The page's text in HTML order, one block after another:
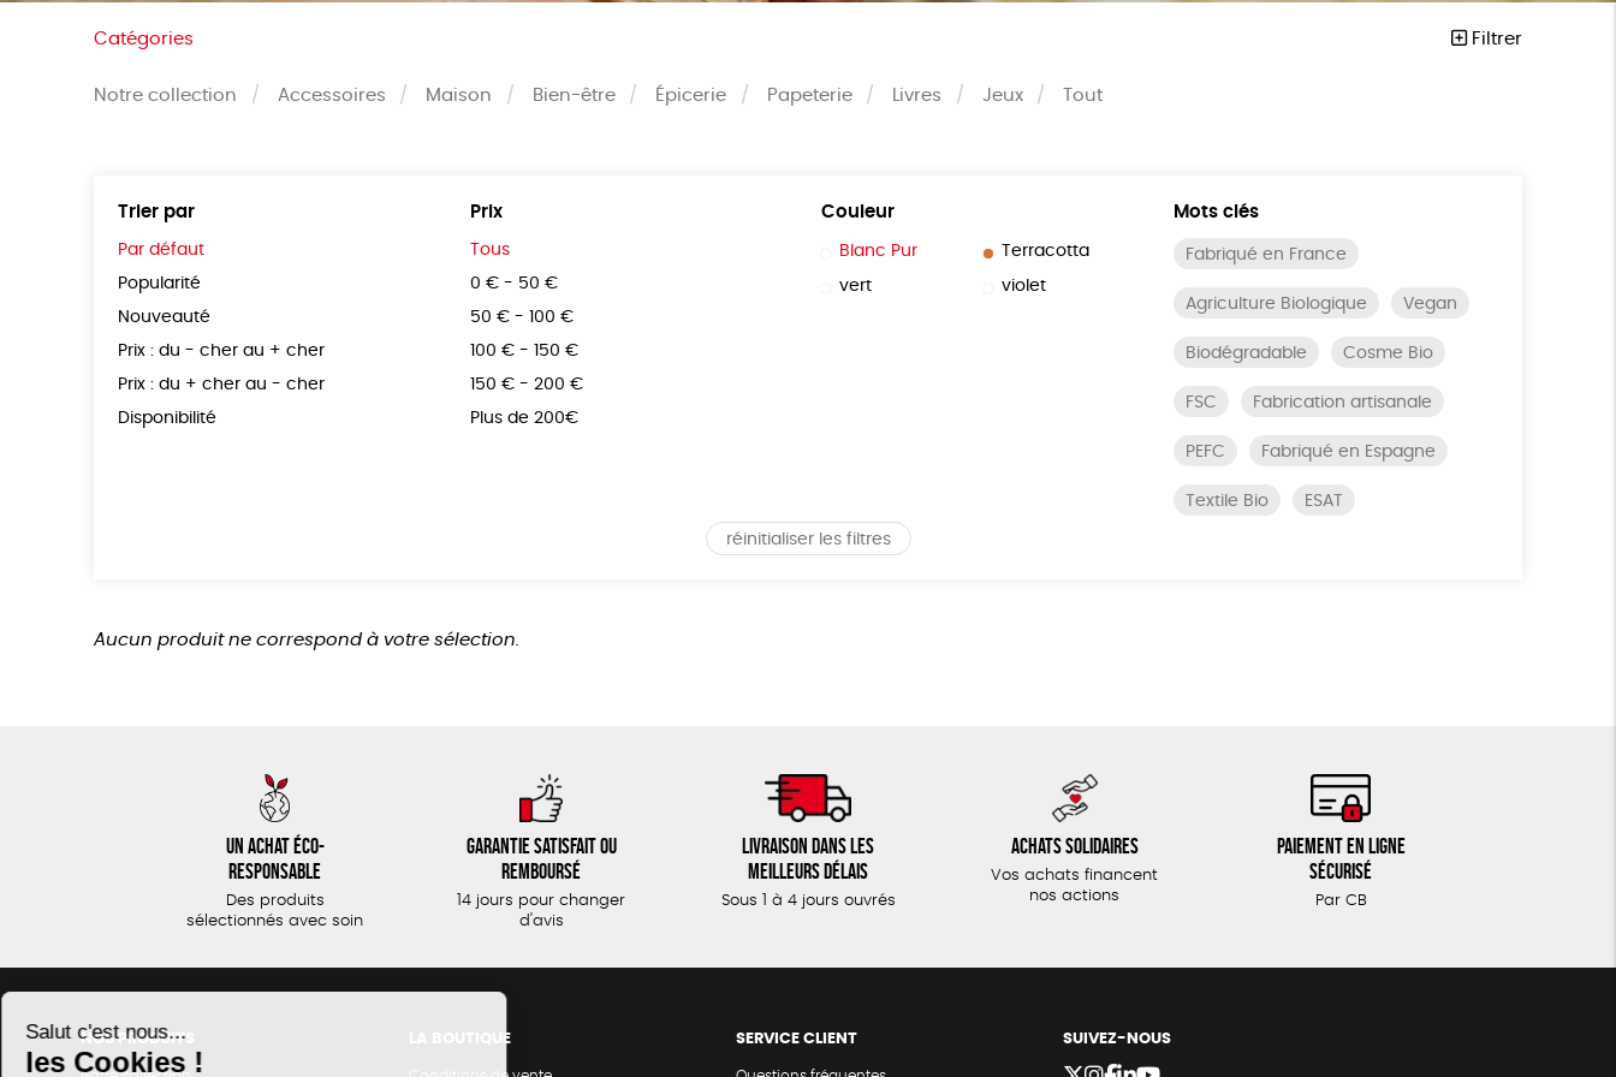
Catégories Filtrer
Notre collection Accessoires Maison Bien-être Épicerie Papeterie Livres Jeux Tout
Trier par
Par défaut
Popularité
Nouveauté
Prix : du - cher au + cher
Prix : du + cher au - cher
Disponibilité
Prix
Tous
0 € - 50 €
50 € - 100 €
100 € - 150 €
150 € - 200 €
Plus de 200€
Couleur
Blanc Pur Terracotta
vert violet
Mots clés
Fabriqué en France
Agriculture Biologique Vegan
Biodégradable Cosme Bio
FSC Fabrication artisanale
PEFC Fabriqué en Espagne
Textile Bio ESAT
réinitialiser les filtres
Aucun produit ne correspond à votre sélection.
Un achat éco-
responsable
Des produits
sélectionnés avec soin
Garantie satisfait ou
remboursé
14 jours pour changer
d'avis
Livraison dans les
meilleurs délais
Sous 1 à 4 jours ouvrés
Achats solidaires
Vos achats financent
nos actions
Paiement en ligne
sécurisé
Par CB
NOS PRODUITS LA BOUTIQUE SERVICE CLIENT SUIVEZ-NOUS